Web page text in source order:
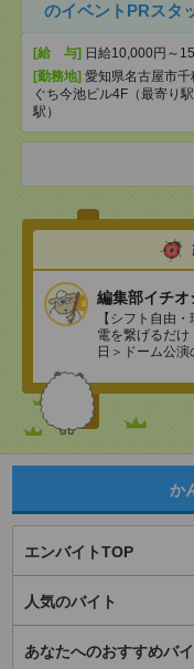
のイベントPRスタ
[給 与] 日給10,000円～
[勤務地] 愛知県名古屋市
ぐち今池ビル4F（最寄り
駅）
編集部イチオ
【シフト自由
電を繋げるだ
日＞ドーム公
か
エンバイトTOP
人気のバイト
あなたへのおすすめバイ